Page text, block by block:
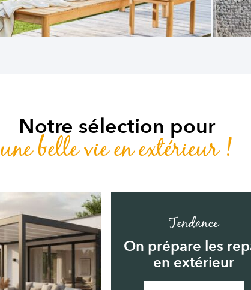
Notre sélection pour
une belle vie en extérieur !
Tendance
On prépare les
en extérieur